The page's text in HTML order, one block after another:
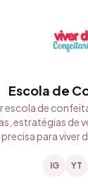
Escola de
escola de
estratégias de
precisa para viver
IG YT